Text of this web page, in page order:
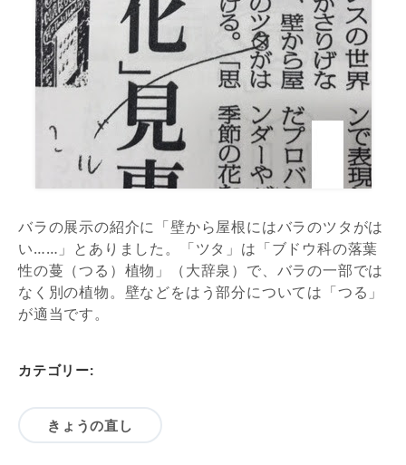
バラの展示の紹介に「壁から屋根にはバラのツタがは
い……」とありました。「ツタ」は「ブドウ科の落葉
性の蔓（つる）植物」（大辞泉）で、バラの一部では
なく別の植物。壁などをはう部分については「つる」
が適当です。
カテゴリー:
きょうの直し